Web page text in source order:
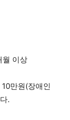
월 이상
만원(장애인
.